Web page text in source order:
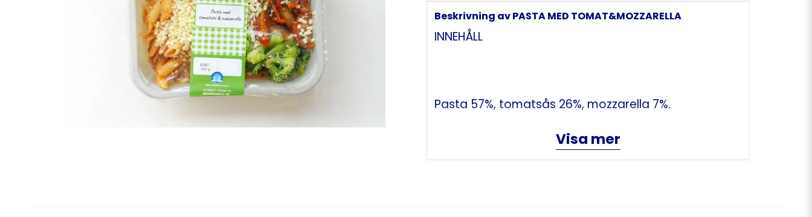
Beskrivning av PASTA MED TOMAT&MOZZARELLA
INNEHÅLL
Pasta 57%, tomatsås 26%, mozzarella 7%.
Allergener: MJÖLK, VETE.Visa mer